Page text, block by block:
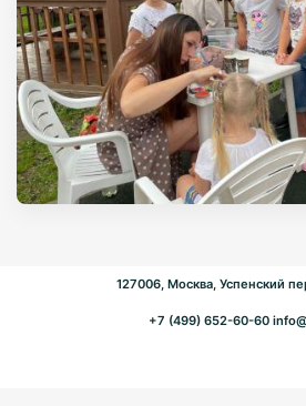
127006, Москва, Успенский
+7 (499) 652-60-60